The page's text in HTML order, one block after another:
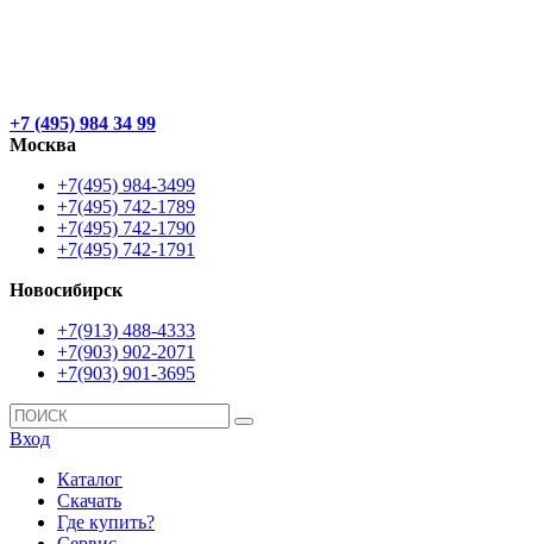
+7 (495) 984 34 99
Москва
+7(495) 984-3499
+7(495) 742-1789
+7(495) 742-1790
+7(495) 742-1791
Новосибирск
+7(913) 488-4333
+7(903) 902-2071
+7(903) 901-3695
Вход
Каталог
Скачать
Где купить?